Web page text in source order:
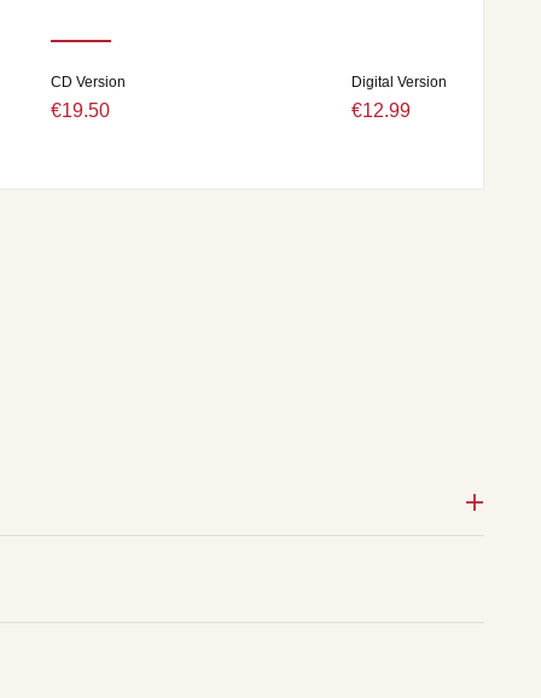
CD Version
€19.50
Digital Version
€12.99